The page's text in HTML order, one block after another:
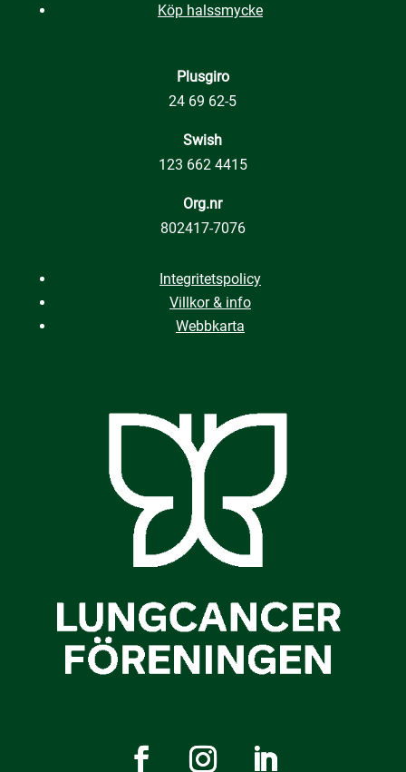
Köp halssmycke
Plusgiro
24 69 62-5
Swish
123 662 4415
Org.nr
802417-7076
Integritetspolicy
Villkor & info
Webbkarta